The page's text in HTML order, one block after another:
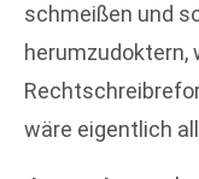
schmeißen und
herumzudoktern,
wäre eigentlich